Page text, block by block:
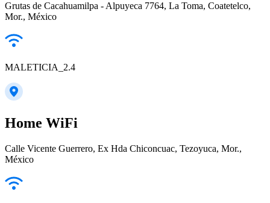
Grutas de Cacahuamilpa - Alpuyeca 7764, La Toma, Coatetelco,
Mor., México
MALETICIA_2.4
Home WiFi
Calle Vicente Guerrero, Ex Hda Chiconcuac, Tezoyuca, Mor.,
México